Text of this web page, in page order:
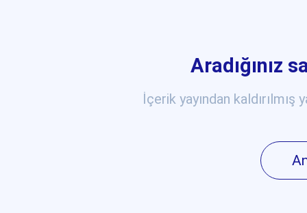
Aradığınız
İçerik yayından